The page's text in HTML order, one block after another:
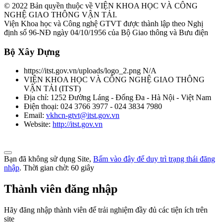
lượt xem: 1143 | lượt tải:0
TCVN 6565:2006
động cơ cháy do nén. Yêu cầu và phương pháp thử trong phê duyệt
kiểu
Thời gian đăng: 06/08/2026
lượt xem: 1043 | lượt tải:0
TCVN 5418-91
Thời gian đăng: 06/08/2026
lượt xem: 1058 | lượt tải:0
TCVN 6566:1999
Phương tiện giao thông đường bộ. ô tô lắp động cơ cháy do nén.
© 2022 Bản quyền thuộc về VIỆN KHOA HỌC VÀ CÔNG
NGHỆ GIAO THÔNG VẬN TẢI.
Viện Khoa học và Công nghệ GTVT được thành lập theo Nghị
định số 96-NĐ ngày 04/10/1956 của Bộ Giao thông và Bưu điện
Bộ Xây Dựng
https://itst.gov.vn/uploads/logo_2.png N/A
VIỆN KHOA HỌC VÀ CÔNG NGHỆ GIAO THÔNG
VẬN TẢI (ITST)
Địa chỉ: 1252 Đường Láng - Đống Đa - Hà Nội - Việt Nam
Điện thoại: 024 3766 3977 - 024 3834 7980
Email: vkhcn-gtvt@itst.gov.vn
Website: http://itst.gov.vn
Bạn đã không sử dụng Site, Bấm vào đây để duy trì trạng thái đăng
nhập. Thời gian chờ: 60 giây
Thành viên đăng nhập
Hãy đăng nhập thành viên để trải nghiệm đầy đủ các tiện ích trên
site